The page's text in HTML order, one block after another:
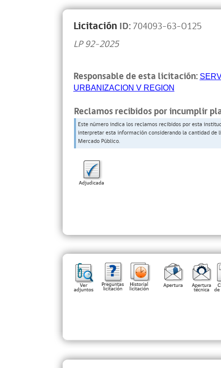
Licitación ID:704093-63-O125
LP 92-2025
Responsable de esta licitación:
URBANIZACION V REGION
Reclamos recibidos por incumplir
Este número indica los reclamos recibidos por esta
interpretar esta información considerando la cantidad
Mercado Público.